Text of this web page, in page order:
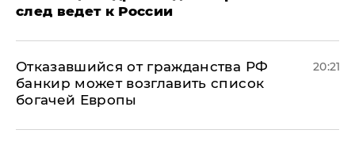
след ведет к России
Отказавшийся от гражданства РФ
банкир может возглавить список
богачей Европы
20:21